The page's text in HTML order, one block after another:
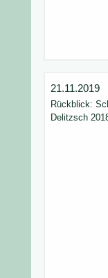
21.11.2019
Rückblick:
Delitzsch